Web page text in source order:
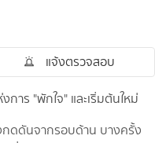
แจ้งตรวจสอบ
กดดันจากรอบด้าน บางครั้ง